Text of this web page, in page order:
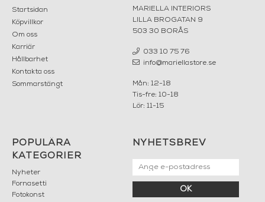
Startsidan
Köpvillkor
Om oss
Karriär
Hållbarhet
Kontakta oss
Sommarstängt
MARIELLA INTERIORS
LILLA BROGATAN 9
503 30 BORÅS
033 10 75 76
info@mariellastore.se
Mån: 12-18
Tis-fre: 10-18
Lör: 11-15
POPULÄRA
KATEGORIER
Nyheter
Fornasetti
Fotokonst
NYHETSBREV
OK